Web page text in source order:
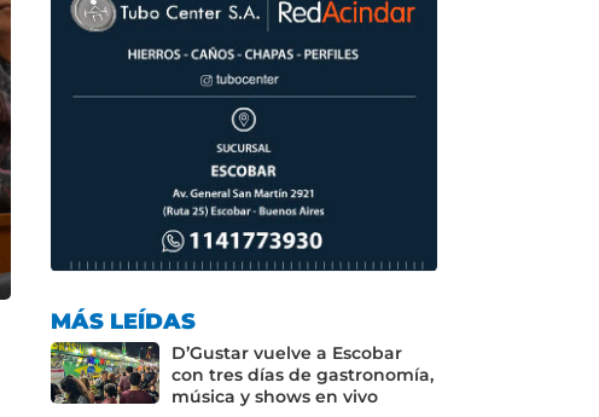
MÁS LEÍDAS
D’Gustar vuelve a Escobar
con tres días de gastronomía,
música y shows en vivo